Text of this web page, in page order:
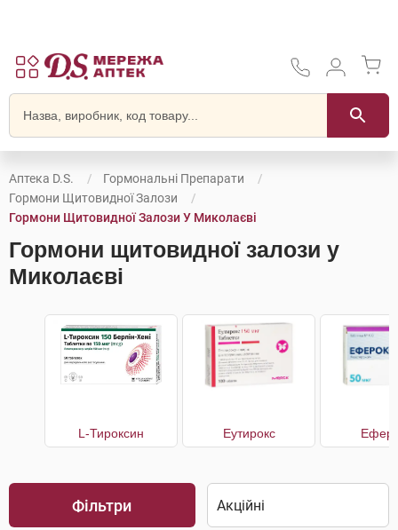
Аптека D.S.
Гормональні Препарати
Гормони Щитовидної Залози
Гормони Щитовидної Залози У Миколаєві
Гормони щитовидної залози у
Миколаєві
L-Тироксин Еутирокс
Фільтри